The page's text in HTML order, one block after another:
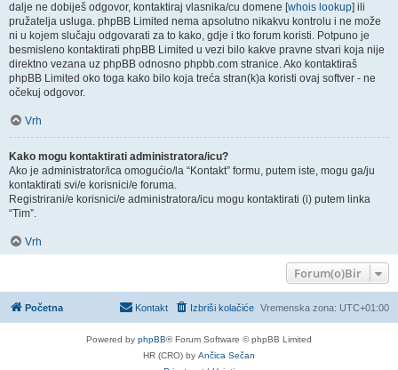
dalje ne dobiješ odgovor, kontaktiraj vlasnika/cu domene [whois lookup] ili
pružatelja usluga. phpBB Limited nema apsolutno nikakvu kontrolu i ne može
ni u kojem slučaju odgovarati za to kako, gdje i tko forum koristi. Potpuno je
besmisleno kontaktirati phpBB Limited u vezi bilo kakve pravne stvari koja nije
direktno vezana uz phpBB odnosno phpbb.com stranice. Ako kontaktiraš
phpBB Limited oko toga kako bilo koja treća stran(k)a koristi ovaj softver - ne
očekuj odgovor.
Vrh
Kako mogu kontaktirati administratora/icu?
Ako je administrator/ica omogućio/la “Kontakt” formu, putem iste, mogu ga/ju
kontaktirati svi/e korisnici/e foruma.
Registrirani/e korisnici/e administratora/icu mogu kontaktirati (i) putem linka
“Tim”.
Vrh
Forum(o)Bir
Početna Vremenska zona: UTC+01:00
Izbriši kolačiće
Kontakt
Powered by phpBB® Forum Software © phpBB Limited
HR (CRO) by Ančica Sečan